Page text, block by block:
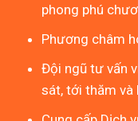
phong phú
Phương châm
Đội ngũ tư vấn
sát, tới thăm và